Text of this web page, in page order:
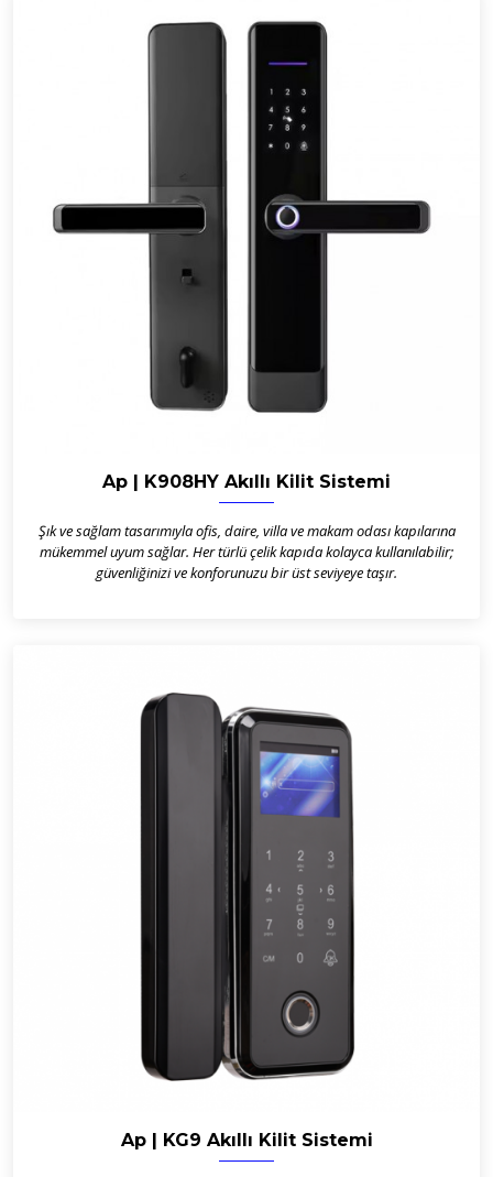
Ap | K908HY Akıllı Kilit Sistemi
Şık ve sağlam tasarımıyla ofis, daire, villa ve makam odası kapılarına
mükemmel uyum sağlar. Her türlü çelik kapıda kolayca kullanılabilir;
güvenliğinizi ve konforunuzu bir üst seviyeye taşır.
Ap | KG9 Akıllı Kilit Sistemi